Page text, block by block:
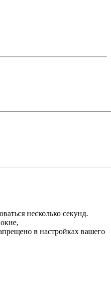
несколько секунд.
в настройках вашего